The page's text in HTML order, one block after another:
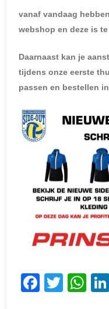
vanaf vandaag
webshop en deze is
Daarnaast kan je
tijdens onze eerste
passen en bestellen
F
T
W